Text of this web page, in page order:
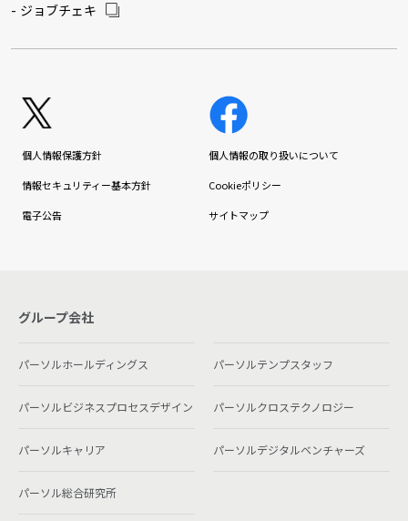
ジョブチェキ
個人情報保護方針 個人情報の取り扱いについて
情報セキュリティー基本方針 Cookieポリシー
電子公告 サイトマップ
グループ会社
パーソルホールディングス パーソルテンプスタッフ
パーソルビジネスプロセスデザイン パーソルクロステクノロジー
パーソルキャリア パーソルデジタルベンチャーズ
パーソル総合研究所